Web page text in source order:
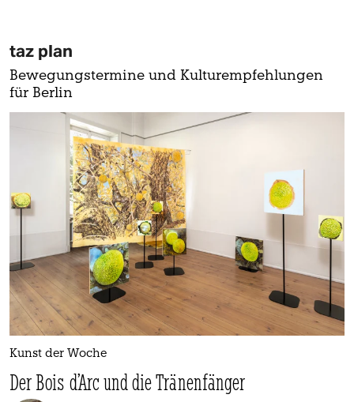
taz plan
Bewegungstermine und Kulturempfehlungen
für Berlin
Kunst der Woche
Der Bois d’Arc und die Tränenfänger